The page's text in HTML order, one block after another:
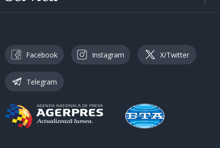
Facebook Instagram X/Twitter
Telegram